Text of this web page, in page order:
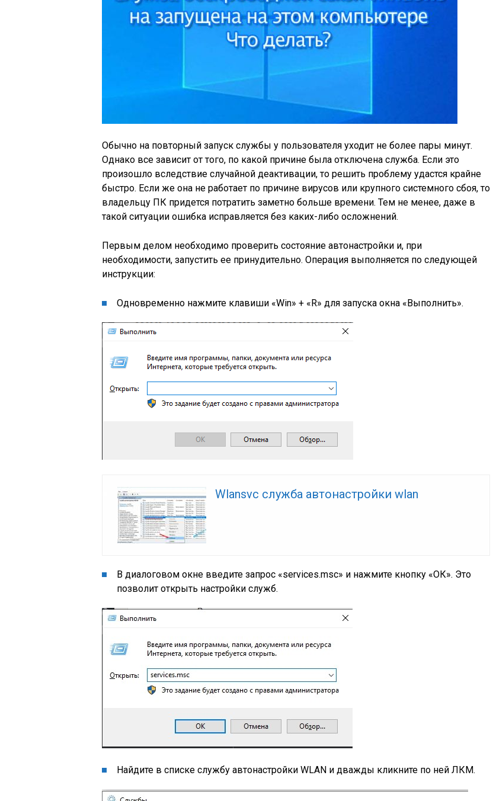
Обычно на повторный запуск службы у пользователя уходит не более пары минут.
Однако все зависит от того, по какой причине была отключена служба. Если это
произошло вследствие случайной деактивации, то решить проблему удастся крайне
быстро. Если же она не работает по причине вирусов или крупного системного сбоя, то
владельцу ПК придется потратить заметно больше времени. Тем не менее, даже в
такой ситуации ошибка исправляется без каких-либо осложнений.
Первым делом необходимо проверить состояние автонастройки и, при
необходимости, запустить ее принудительно. Операция выполняется по следующей
инструкции:
Одновременно нажмите клавиши «Win» + «R» для запуска окна «Выполнить».
Wlansvc служба автонастройки wlan
В диалоговом окне введите запрос «services.msc» и нажмите кнопку «ОК». Это
позволит открыть настройки служб.
Найдите в списке службу автонастройки WLAN и дважды кликните по ней ЛКМ.